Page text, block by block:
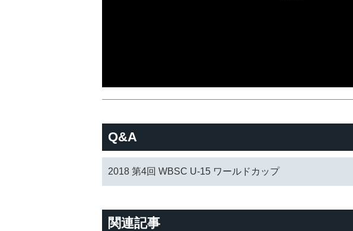
Q&A
2018 第4回 WBSC U-15 ワールドカップ
関連記事